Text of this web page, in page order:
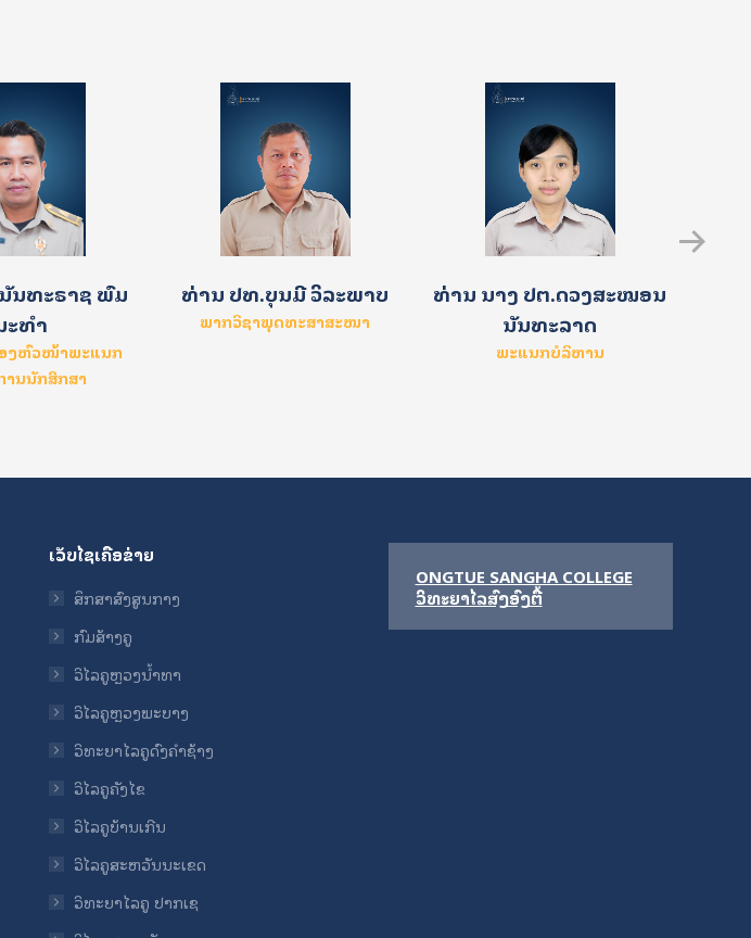
ນທະຣາຊ ພົມ
ະທຳ
ງຫົວໜ້າພະແນກ
ານນັກສຶກສາ
ທ່ານ ປທ.ບຸນມີ ວິລະພາບ
ພາກວິຊາພຸດທະສາສະໜາ
ທ່ານ ນາງ ປຕ.ດວງສະໝອນ
ນັນທະລາດ
ພະແນກບໍລິຫານ
ເວັບໄຊເຄືອຂ່າຍ
ສຶກສາສົງສູນກາງ
ກົມສ້າງຄູ
ວິໄລຄູຫຼວງນ້ຳທາ
ວິໄລຄູຫຼວງພະບາງ
ວິທະຍາໄລຄູດົງຄໍາຊ້າງ
ວິໄລຄູຄັງໄຂ
ວິໄລຄູບ້ານເກີນ
ວິໄລຄູສະຫວັນນະເຂດ
ວິທະຍາໄລຄູ ປາກເຊ
ONGTUE SANGHA COLLEGE
ວິທະຍາໄລສົງອົງຕື້